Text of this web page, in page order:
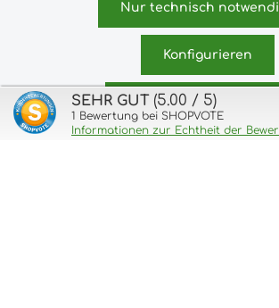
© 2026 purux.de - with
Datenschutz & Cookies
Kundeninformationen
Nur technisch
Konfigurieren
Alle Cookies
SEHR GUT (5.00 / 5)
1 Bewertung bei SHOPVOTE
Informationen zur Echtheit der